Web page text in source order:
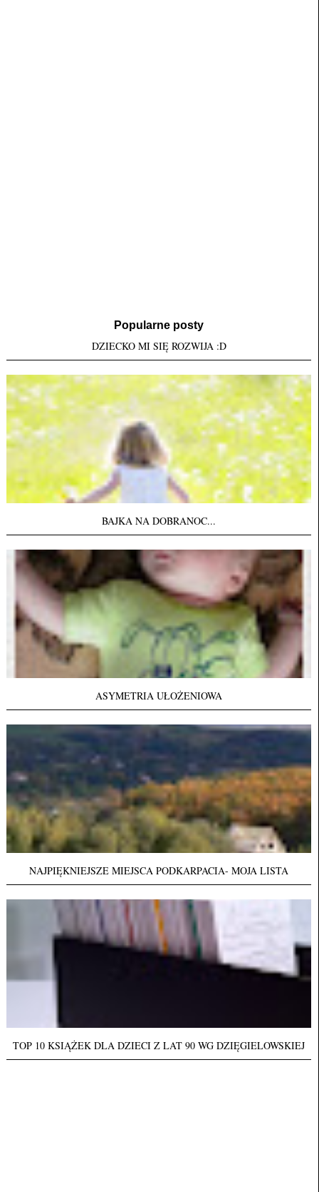
Popularne posty
DZIECKO MI SIĘ ROZWIJA :D
BAJKA NA DOBRANOC...
ASYMETRIA UŁOŻENIOWA
NAJPIĘKNIEJSZE MIEJSCA PODKARPACIA- MOJA LISTA
TOP 10 KSIĄŻEK DLA DZIECI Z LAT 90 WG DZIĘGIELOWSKIEJ